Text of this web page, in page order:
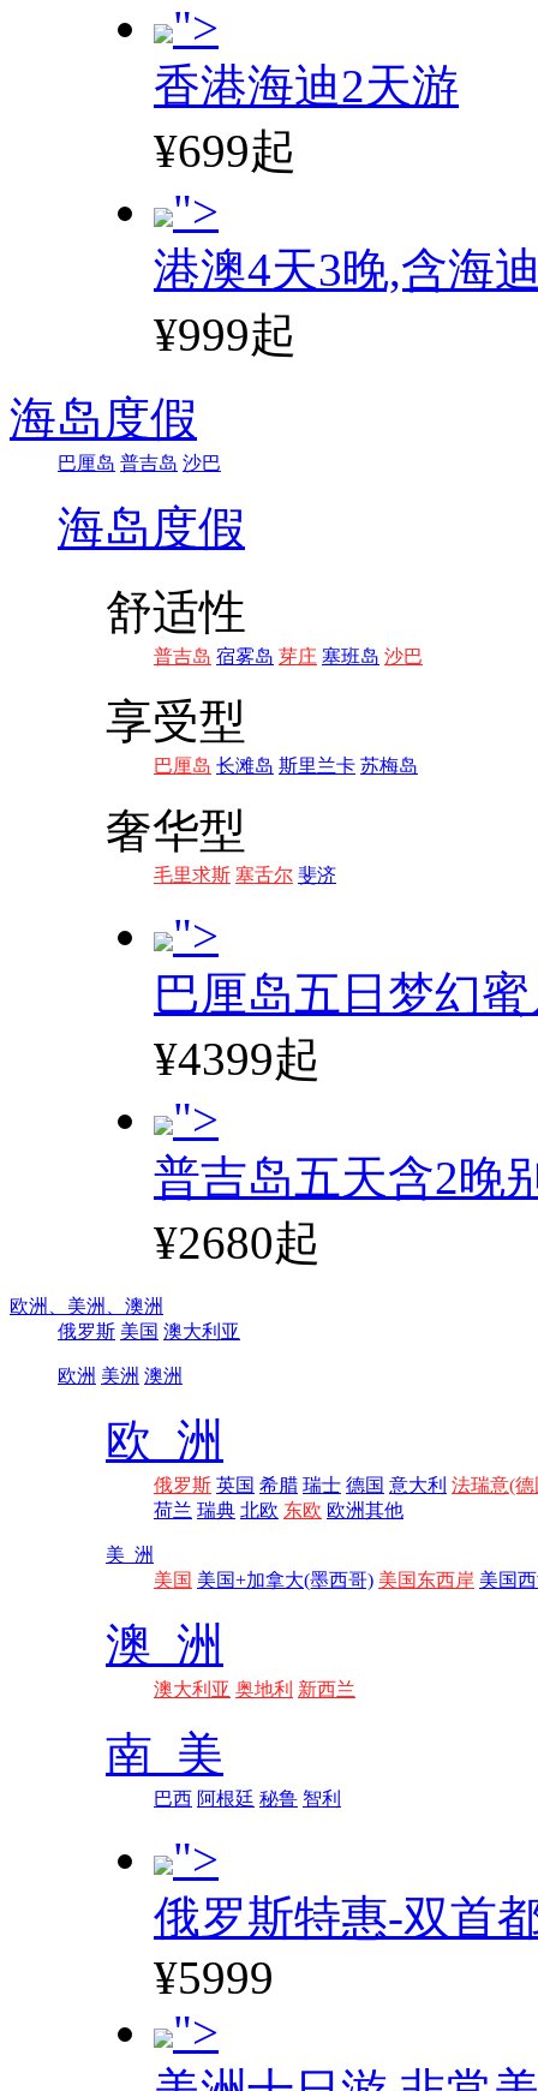
">
香港海迪2天游
¥699起
">
港澳4天3晚,含海
¥999起
海岛度假
巴厘岛 普吉岛 沙巴
海岛度假
舒适性
普吉岛 宿雾岛 芽庄 塞班岛 沙巴
享受型
巴厘岛 长滩岛 斯里兰卡 苏梅岛
奢华型
毛里求斯 塞舌尔 斐济
">
巴厘岛五日梦幻
¥4399起
">
普吉岛五天含2晚
¥2680起
欧洲、 美洲、 澳洲
俄罗斯 美国 澳大利亚
欧洲 美洲 澳洲
欧 洲
俄罗斯 英国 希腊 瑞士 德国 意大利 法瑞意(德
荷兰 瑞典 北欧 东欧 欧洲其他
美 洲
美国 美国+加拿大(墨西哥) 美国东西岸 美国
澳 洲
澳大利亚 奥地利 新西兰
南 美
巴西 阿根廷 秘鲁 智利
">
俄罗斯特惠-双首
¥5999
">